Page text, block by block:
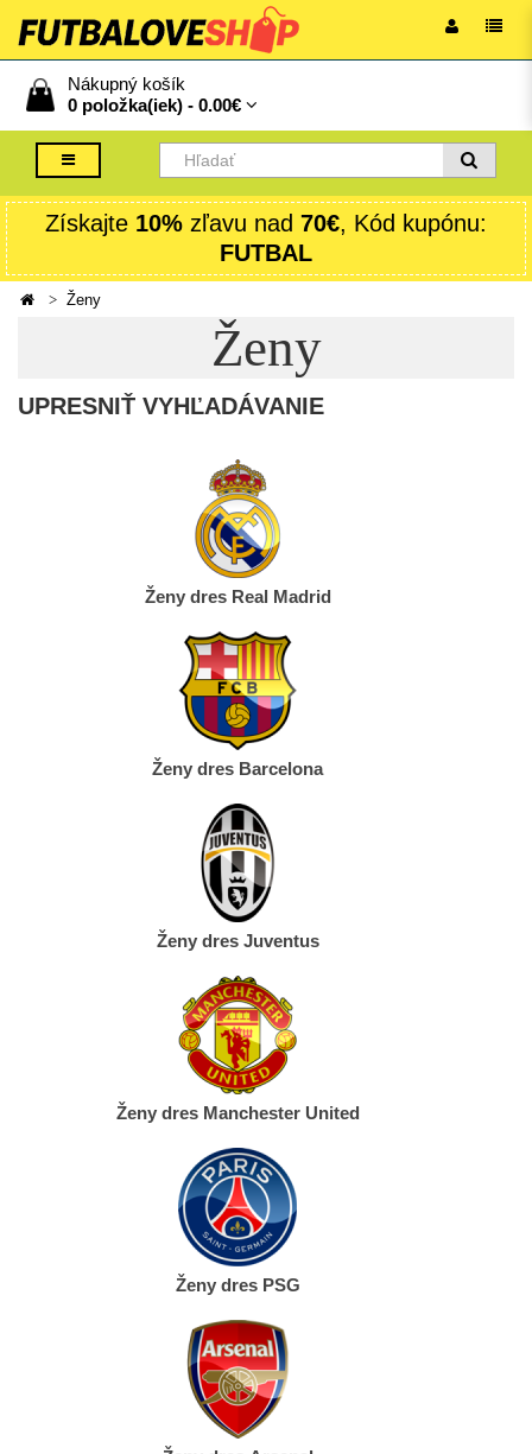
Nákupný košík
0 položka(iek) - 0.00€
Získajte 10% zľavu nad 70€, Kód kupónu:
FUTBAL
Ženy
Ženy
UPRESNIŤ VYHĽADÁVANIE
Ženy dres Real Madrid
Ženy dres Barcelona
Ženy dres Juventus
Ženy dres Manchester United
Ženy dres PSG